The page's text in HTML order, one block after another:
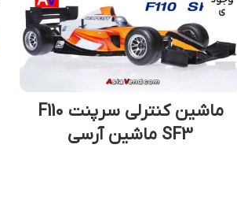
ی
ماشین کنترلی سرپنت F110
SF3 ماشین آرسی